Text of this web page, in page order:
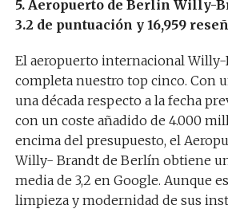
5. Aeropuerto de Berlin Willy-
3.2 de puntuación y 16,959
El aeropuerto internacional
completa nuestro top cinco. Con
una década respecto a la fecha
con un coste añadido de 4.000
encima del presupuesto, el
Willy- Brandt de Berlín obtiene
media de 3,2 en Google. Aunque
limpieza y modernidad de sus